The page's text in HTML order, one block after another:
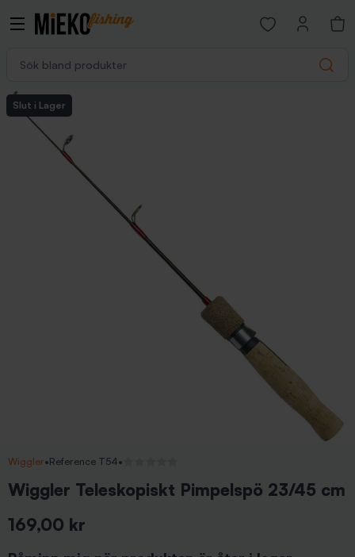
Search
Open favorites
Slut i Lager
Wiggler•Reference T54•
Wiggler Teleskopiskt Pimpelspö 23/45 cm
169,00 kr